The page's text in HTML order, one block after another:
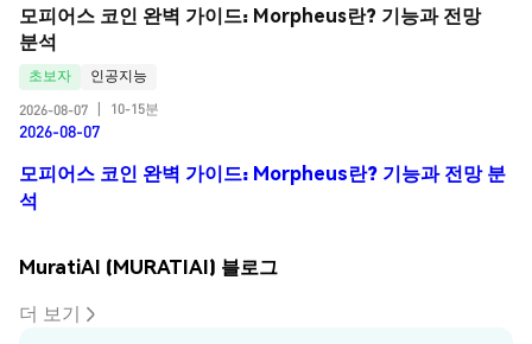
모피어스 코인 완벽 가이드: Morpheus란? 기능과 전망
분석
초보자
인공지능
2026-08-07
10-15분
2026-08-07
모피어스 코인 완벽 가이드: Morpheus란? 기능과 전망 분
석
MuratiAI (MURATIAI) 블로그
더 보기